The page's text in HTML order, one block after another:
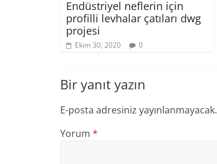
Endüstriyel neflerin için
profilli levhalar çatıları dwg
projesi
Ekim 30, 2020 0
Bir yanıt yazın
E-posta adresiniz yayınlanmayacak.
Yorum *